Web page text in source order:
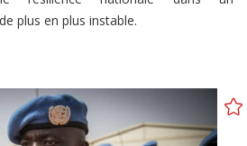
plus en plus instable.